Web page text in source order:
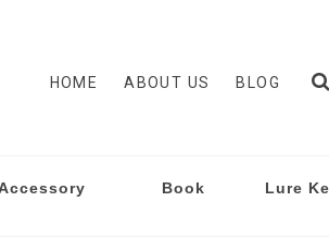
HOME ABOUT US BLOG
Book Lure